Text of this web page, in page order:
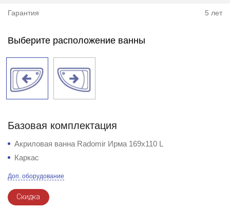
Гарантия 5 лет
Выберите расположение ванны
Базовая комплектация
Акриловая ванна Radomir Ирма 169х110 L
Каркас
Доп. оборудование
Скидка